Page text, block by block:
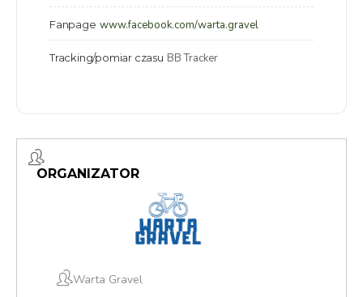
Fanpage www.facebook.com/warta.gravel
Tracking/pomiar czasu BB Tracker
ORGANIZATOR
Warta Gravel